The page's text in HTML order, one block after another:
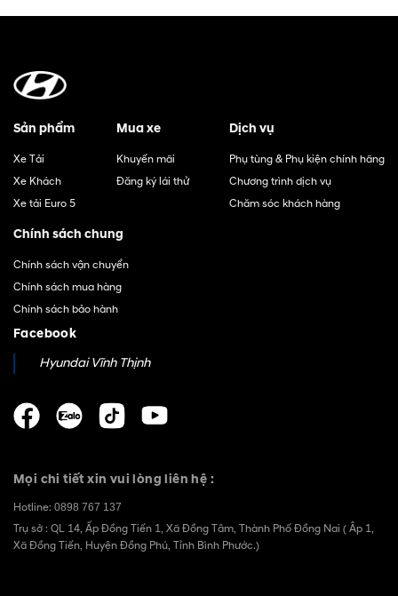
Sản phẩm
Xe Tải
Xe Khách
Xe tải Euro 5
Mua xe
Khuyến mãi
Đăng ký lái thử
Dịch vụ
Phụ tùng & Phụ kiện chính hãng
Chương trình dịch vụ
Chăm sóc khách hàng
Chính sách chung
Chính sách vận chuyển
Chính sách mua hàng
Chính sách bảo hành
Facebook
Hyundai Vĩnh Thịnh
Mọi chi tiết xin vui lòng liên hệ :
Hotline: 0898 767 137
Trụ sở : QL 14, Ấp Đồng Tiến 1, Xã Đồng Tâm, Thành Phố Đồng Nai ( Âp 1,
Xã Đồng Tiến, Huyện Đồng Phú, Tỉnh Bình Phước.)